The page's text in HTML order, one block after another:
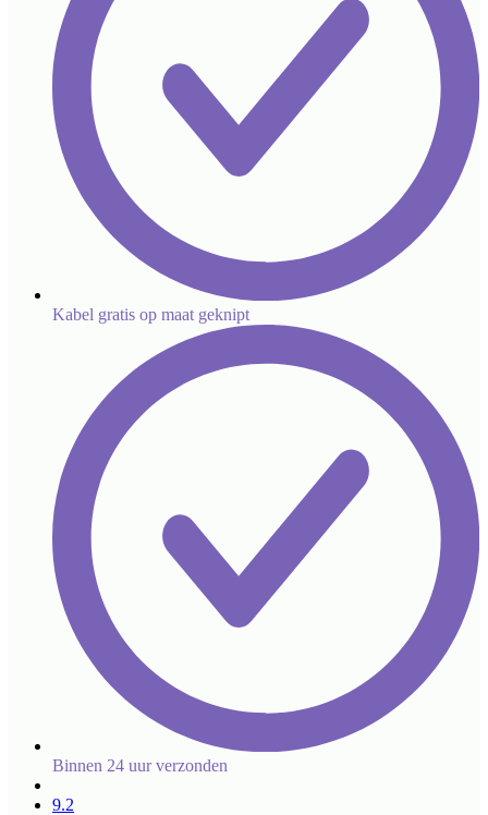
Kabel gratis op maat geknipt
Binnen 24 uur verzonden
9.2